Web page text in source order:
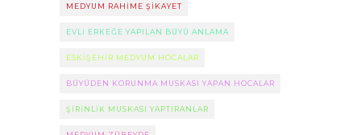
MEDYUM RAHIME ŞIKAYET
EVLI ERKEĞE YAPILAN BÜYÜ ANLAMA
ESKIŞEHIR MEDYUM HOCALAR
BÜYÜDEN KORUNMA MUSKASI YAPAN HOCALAR
ŞIRINLIK MUSKASI YAPTIRANLAR